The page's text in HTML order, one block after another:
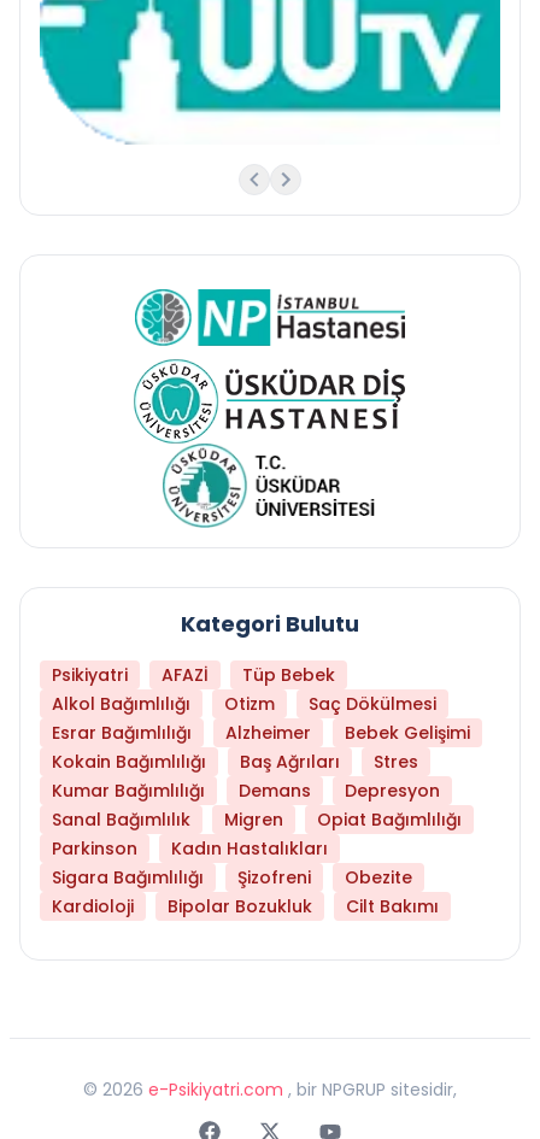
Kategori Bulutu
Psikiyatri AFAZİ
Tüp Bebek
Alkol Bağımlılığı
Otizm
Saç Dökülmesi
Esrar Bağımlılığı
Alzheimer
Bebek Gelişimi
Kokain Bağımlılığı
Baş Ağrıları
Stres
Kumar Bağımlılığı
Demans
Depresyon
Sanal Bağımlılık
Migren
Opiat Bağımlılığı
Parkinson
Kadın Hastalıkları
Sigara Bağımlılığı
Şizofreni
Obezite
Kardioloji
Bipolar Bozukluk Cilt Bakımı
© 2026 e-Psikiyatri.com , bir NPGRUP sitesidir,